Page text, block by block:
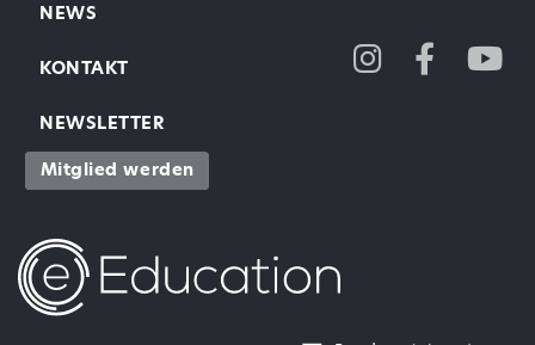
NEWS
KONTAKT
NEWSLETTER
Mitglied werden